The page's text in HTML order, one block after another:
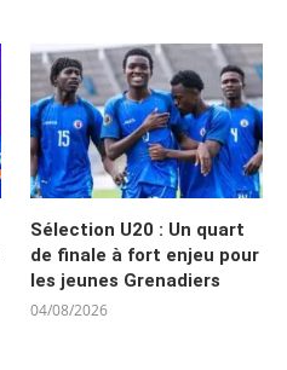
Sélection U20 : Un quart
de finale à fort enjeu pour
les jeunes Grenadiers
04/08/2026